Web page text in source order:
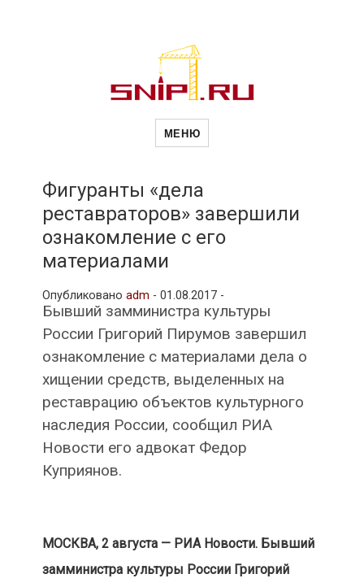
Новости
и
МЕНЮ
Фигуранты «дела
реставраторов» завершили
ознакомление с его
материалами
Опубликовано adm - 01.08.2017 -
Бывший замминистра культуры
России Григорий Пирумов завершил
ознакомление с материалами дела о
хищении средств, выделенных на
реставрацию объектов культурного
наследия России, сообщил РИА
Новости его адвокат Федор
Куприянов.
МОСКВА, 2 августа — РИА Новости.Бывший
замминистра культуры России Григорий